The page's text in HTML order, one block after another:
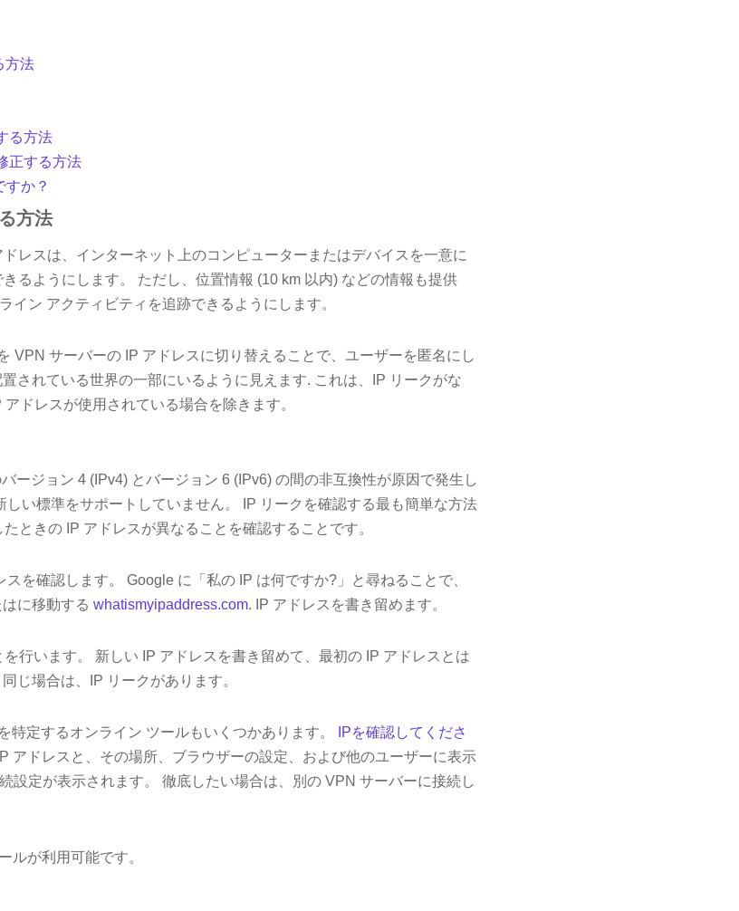
方法
る方法
正する方法
すか？
方法
ドレスは、インターネット上のコンピューターまたはデバイスを一意に
るようにします。 ただし、位置情報 (10 km 以内) などの情報も提供
イン アクティビティを追跡できるようにします。
VPN サーバーの IP アドレスに切り替えることで、ユーザーを匿名にし
されている世界の一部にいるように見えます. これは、IP リークがな
ドレスが使用されている場合を除きます。
ージョン 4 (IPv4) とバージョン 6 (IPv6) の間の非互換性が原因で発生し
しい標準をサポートしていません。 IP リークを確認する最も簡単な方法
ときの IP アドレスが異なることを確認することです。
を確認します。 Google に「私の IP は何ですか?」と尋ねることで、
に移動する whatismyipaddress.com. IP アドレスを書き留めます。
行います。 新しい IP アドレスを書き留めて、最初の IP アドレスとは
じ場合は、IP リークがあります。
特定するオンライン ツールもいくつかあります。
IPを確認してくださ
アドレスと、その場所、ブラウザーの設定、および他のユーザーに表示
設定が表示されます。 徹底したい場合は、別の VPN サーバーに接続し
ルが利用可能です。